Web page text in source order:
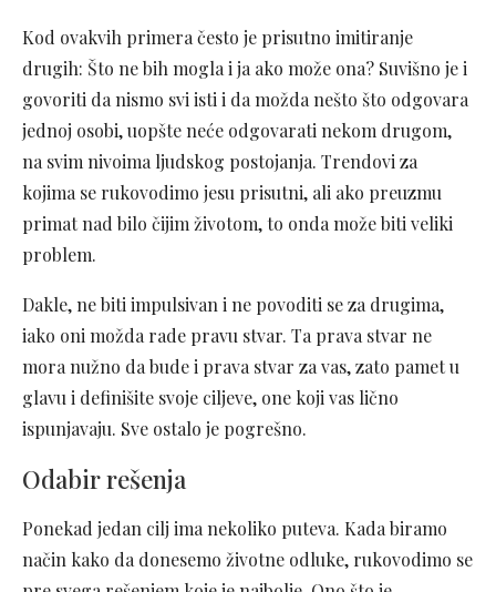
Kod ovakvih primera često je prisutno imitiranje
drugih: Što ne bih mogla i ja ako može ona? Suvišno je i
govoriti da nismo svi isti i da možda nešto što odgovara
jednoj osobi, uopšte neće odgovarati nekom drugom,
na svim nivoima ljudskog postojanja. Trendovi za
kojima se rukovodimo jesu prisutni, ali ako preuzmu
primat nad bilo čijim životom, to onda može biti veliki
problem.
Dakle, ne biti impulsivan i ne povoditi se za drugima,
iako oni možda rade pravu stvar. Ta prava stvar ne
mora nužno da bude i prava stvar za vas, zato pamet u
glavu i definišite svoje ciljeve, one koji vas lično
ispunjavaju. Sve ostalo je pogrešno.
Odabir rešenja
Ponekad jedan cilj ima nekoliko puteva. Kada biramo
način kako da donesemo životne odluke, rukovodimo se